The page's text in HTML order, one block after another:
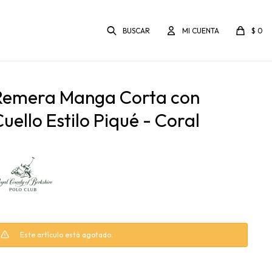
$ 0
Manga Corta con
Estilo Piqué - Coral
Este artículo está agotado.